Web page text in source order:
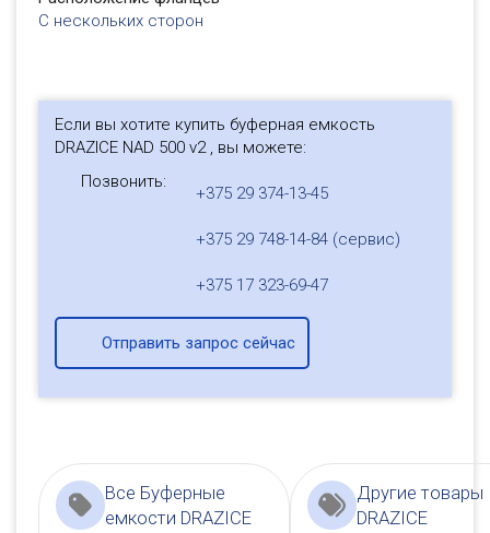
С нескольких сторон
Если вы хотите купить буферная емкость
DRAZICE NAD 500 v2 , вы можете:
Позвонить:
+375 29 374-13-45
+375 29 748-14-84 (сервис)
+375 17 323-69-47
Отправить запрос сейчас
Все Буферные
емкости DRAZICE
Другие товары
DRAZICE